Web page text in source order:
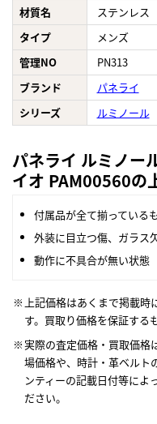
材質名
ステンレス
タイプ
メンズ
管理NO
PN313
ブランド
パネライ
シリーズ
ルミノール
パネライ ルミノー
イオ PAM00560の
付属品が全て揃っている
外装に目立つ傷、ガラス
動作に不具合が無い状態
上記価格はあくまで掲載
す。買取り価格を保証する
実際の査定価格・買取価格
場価格や、時計・革ベルト
ンティーの記載日付等によ
ださい。